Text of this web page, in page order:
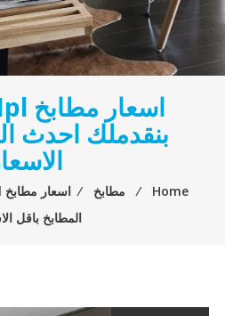
بنقدملك احدث
Home
⁄ مطابخ ⁄
المطابخ باقل